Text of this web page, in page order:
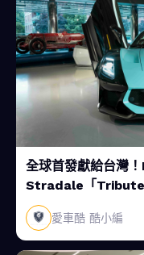
全球首發獻給台灣
Stradale「Tribute
鉅作
愛車酷 酷小編